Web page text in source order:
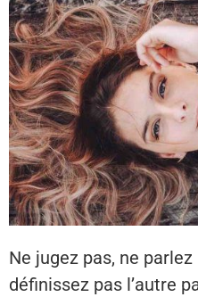
Ne jugez pas, ne
définissez pas l’autre